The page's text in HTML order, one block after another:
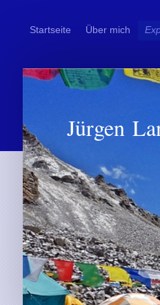
Startseite Über mich
Jürgen